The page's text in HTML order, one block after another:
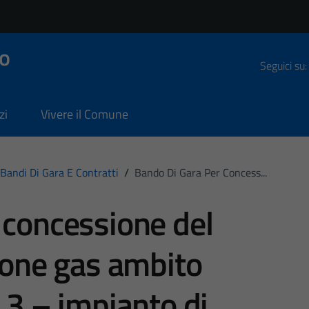
Seguici su:
Vivere il Comune
Bandi Di Gara E Contratti / Bando Di Gara Per Concess...
del
gas ambito